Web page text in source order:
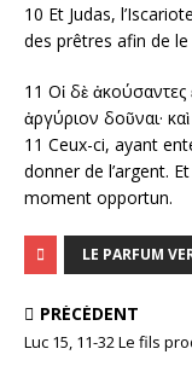
10 Et Judas,
des prêtres afin de le
11 Οἱ δὲ
ἀργύριον δοῦναι·
11 Ceux-ci, ayant
donner de l’argent.
moment opportun.
LE PARFUM
PRÉCÉDENT
Luc 15, 11-32 Le fils